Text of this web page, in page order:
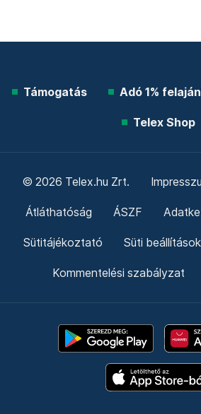
Támogatás Adó 1%
Telex Shop
© 2026 Telex.hu Zrt.
Átláthatóság ÁSZF
Sütitájékoztató Süti beállítások
Kommentelési szabályzat